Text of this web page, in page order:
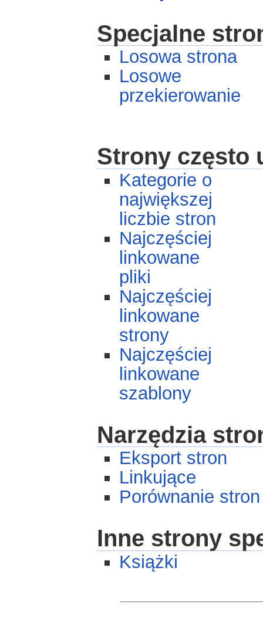
Specjalne
Losowa strona
Losowe
przekierowanie
Strony często
Kategorie o
największej
liczbie stron
Najczęściej
linkowane
pliki
Najczęściej
linkowane
strony
Najczęściej
linkowane
szablony
Narzędzia
Eksport stron
Linkujące
Porównanie stron
Inne strony
Książki